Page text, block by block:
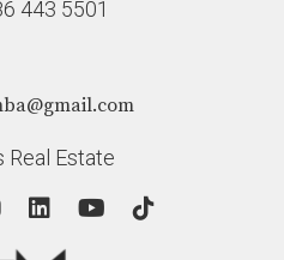
443 5501
Real Estate